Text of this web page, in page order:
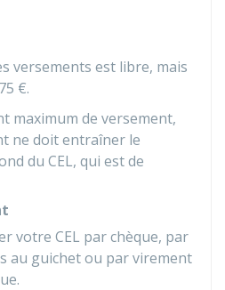
versements est libre, mais
75 €.
maximum de versement,
ne doit entraîner le
du CEL, qui est de
votre CEL par chèque, par
au guichet ou par virement